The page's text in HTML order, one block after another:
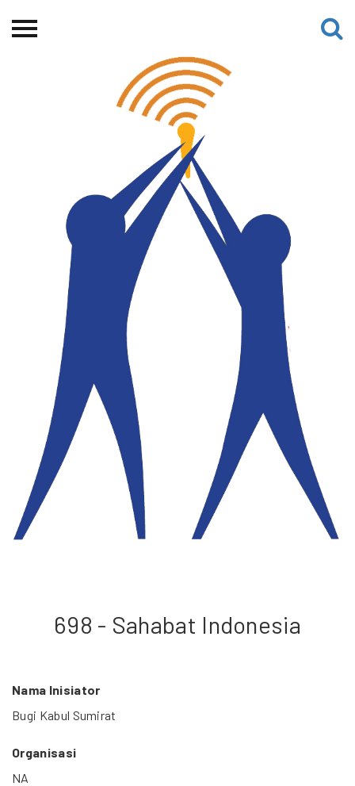
Beranda
Permohonan Hibah
Blog CME
Proyek Terdahulu
Kredit Web-site
698 - Sahabat Indonesia
Nama Inisiator
Bugi Kabul Sumirat
Organisasi
NA